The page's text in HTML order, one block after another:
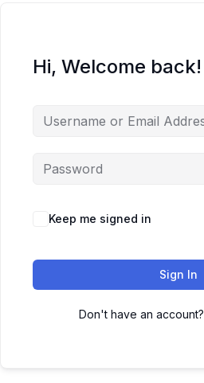
Hi, Welcome back!
Keep me signed in
Sign In
Don't have an account?